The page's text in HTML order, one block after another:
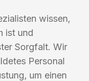
wissen,
ist und
Sorgfalt. Wir
Personal
um einen